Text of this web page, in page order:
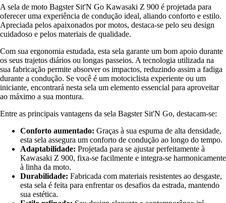
A sela de moto Bagster Sit'N Go Kawasaki Z 900 é projetada para
oferecer uma experiência de condução ideal, aliando conforto e estilo.
Apreciada pelos apaixonados por motos, destaca-se pelo seu design
cuidadoso e pelos materiais de qualidade.
Com sua ergonomia estudada, esta sela garante um bom apoio durante
os seus trajetos diários ou longas passeios. A tecnologia utilizada na
sua fabricação permite absorver os impactos, reduzindo assim a fadiga
durante a condução. Se você é um motociclista experiente ou um
iniciante, encontrará nesta sela um elemento essencial para aproveitar
ao máximo a sua montura.
Entre as principais vantagens da sela Bagster Sit'N Go, destacam-se:
Conforto aumentado: Graças à sua espuma de alta densidade,
esta sela assegura um conforto de condução ao longo do tempo.
Adaptabilidade: Projetada para se ajustar perfeitamente à
Kawasaki Z 900, fixa-se facilmente e integra-se harmonicamente
à linha da moto.
Durabilidade: Fabricada com materiais resistentes ao desgaste,
esta sela é feita para enfrentar os desafios da estrada, mantendo
sua estética.